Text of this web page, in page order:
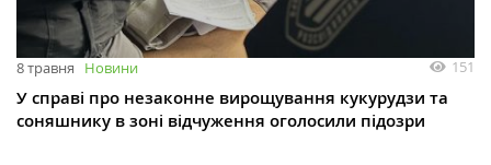
8 травня Новини 151
У справі про незаконне вирощування кукурудзи та
соняшнику в зоні відчуження оголосили підозри